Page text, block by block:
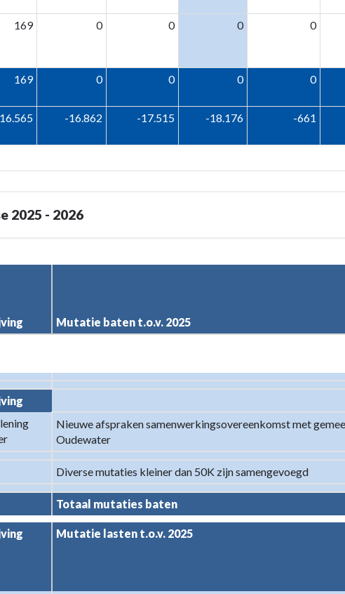
169 0 0 0 0
169 0 0 0 0
-16.862 -17.515 -18.176 -661
2025 - 2026
Mutatie baten t.o.v. 2025
Nieuwe afspraken samenwerkingsovereenkomst met
Oudewater
Diverse mutaties kleiner dan 50K zijn samengevoegd
Totaal mutaties baten
Mutatie lasten t.o.v. 2025